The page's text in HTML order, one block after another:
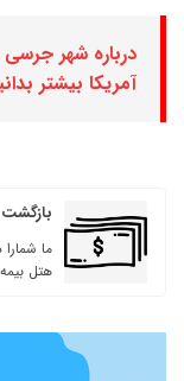
درباره شهر
آمریکا بیشتر
بازگشت ۱۰۰ درصد پول
ما
هتل